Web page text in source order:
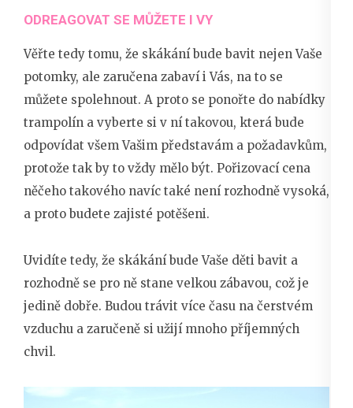
ODREAGOVAT SE MŮŽETE I VY
Věřte tedy tomu, že skákání bude bavit nejen Vaše
potomky, ale zaručena zabaví i Vás, na to se
můžete spolehnout. A proto se ponořte do nabídky
trampolín a vyberte si v ní takovou, která bude
odpovídat všem Vašim představám a požadavkům,
protože tak by to vždy mělo být. Pořizovací cena
něčeho takového navíc také není rozhodně vysoká,
a proto budete zajisté potěšeni.
Uvidíte tedy, že skákání bude Vaše děti bavit a
rozhodně se pro ně stane velkou zábavou, což je
jedině dobře. Budou trávit více času na čerstvém
vzduchu a zaručeně si užijí mnoho příjemných
chvil.